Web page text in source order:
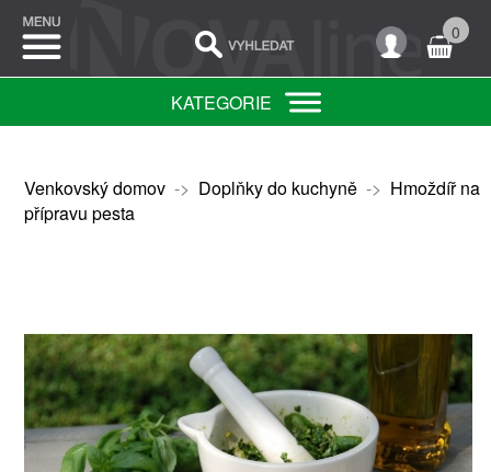
0
KATEGORIE
Venkovský domov-> Doplňky do kuchyně-> Hmoždíř na
přípravu pesta